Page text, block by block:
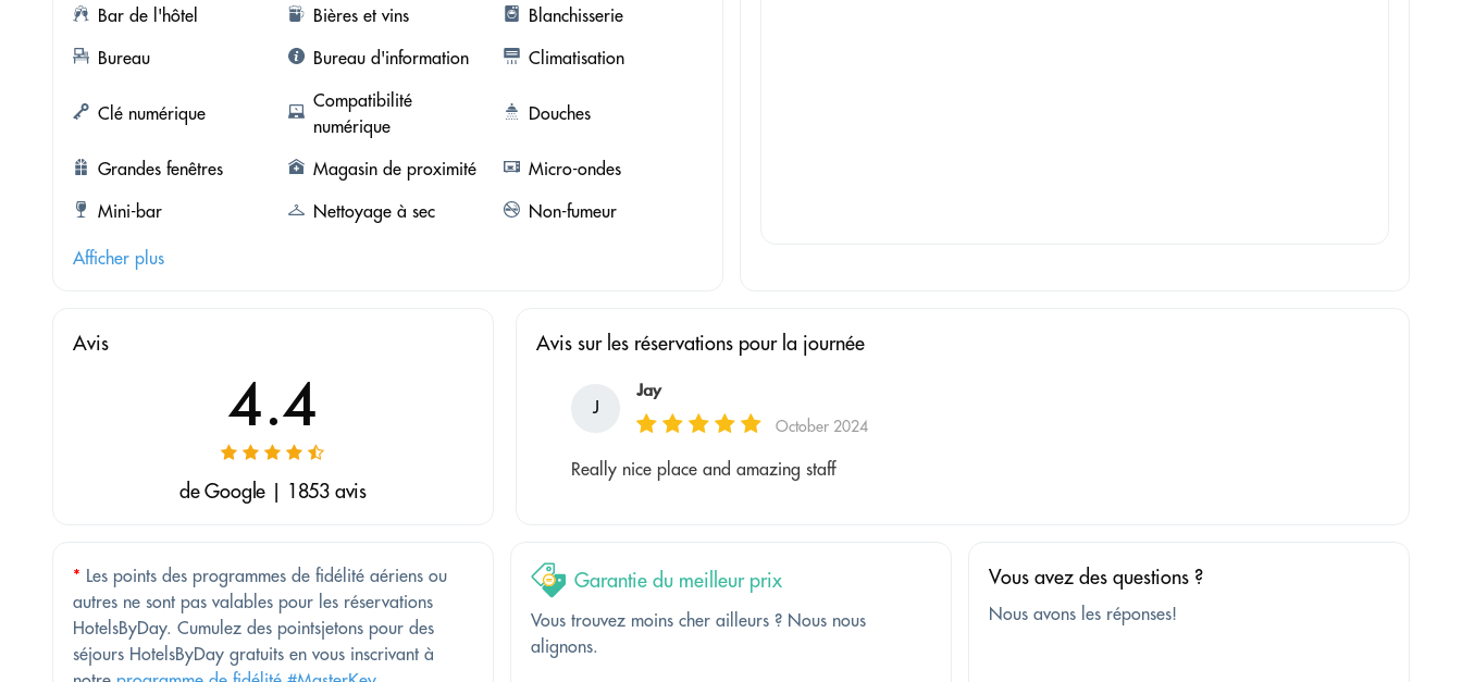
Bar de l'hôtel
Bières et vins
Blanchisserie
Bureau
Bureau d'information Climatisation
Clé numérique
Compatibilité
numérique
Douches
Grandes fenêtres Magasin de proximité
Micro-ondes
Mini-bar
Nettoyage à sec Non-fumeur
Afficher plus
Avis
4.4
de Google | 1853 avis
Avis sur les réservations pour la journée
J
Jay
October 2024
Really nice place and amazing staff
* Les points des programmes de fidélité aériens ou
autres ne sont pas valables pour les réservations
HotelsByDay. Cumulez des pointsjetons pour des
séjours HotelsByDay gratuits en vous inscrivant à
Garantie du meilleur prix
Vous trouvez moins cher ailleurs ? Nous nous
alignons.
Vous avez des questions ?
Nous avons les réponses!